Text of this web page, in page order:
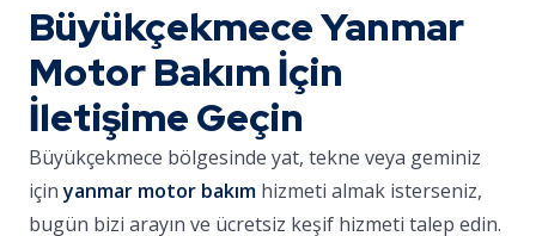
Büyükçekmece Yanmar
Motor Bakım İçin
İletişime Geçin
Büyükçekmece bölgesinde yat, tekne veya geminiz
içinyanmar motor bakım hizmeti almak isterseniz,
bugün bizi arayın ve ücretsiz keşif hizmeti talep edin.